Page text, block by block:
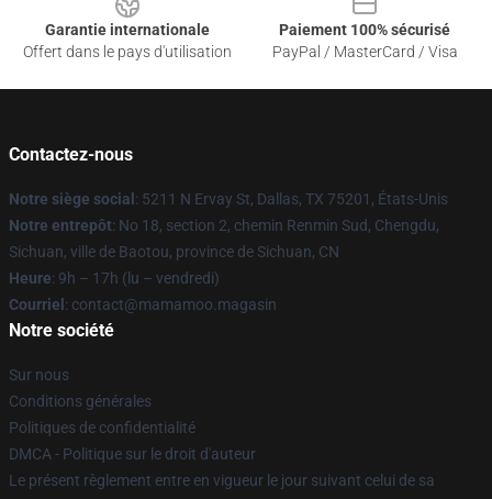
Garantie internationale
Offert dans le pays d'utilisation
Paiement 100% sécurisé
PayPal / MasterCard / Visa
Contactez-nous
Notre siège social : 5211 N Ervay St, Dallas, TX 75201, États-Unis
Notre entrepôt: No 18, section 2, chemin Renmin Sud, Chengdu,
Sichuan, ville de Baotou, province de Sichuan, CN
Heure: 9h – 17h (lu – vendredi)
Courriel : contact@mamamoo.magasin
Notre société
Sur nous
Conditions générales
Politiques de confidentialité
DMCA - Politique sur le droit d'auteur
Le présent règlement entre en vigueur le jour suivant celui de sa